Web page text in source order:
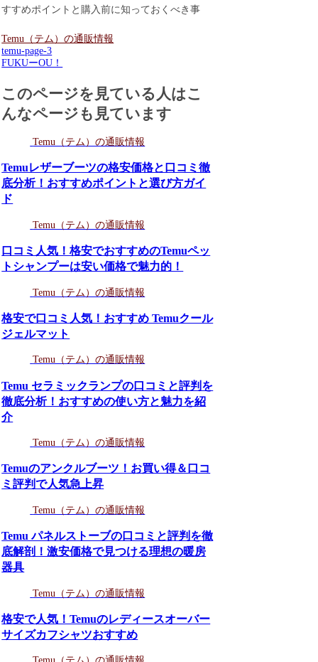
すすめポイントと購入前に知っておくべき事
Temu（テム）の通販情報
temu-page-3
FUKUーOU！
このページを見ている人はこ
んなページも見ています
Temu（テム）の通販情報
Temuレザーブーツの格安価格と口コミ徹
底分析！おすすめポイントと選び方ガイ
ド
Temu（テム）の通販情報
口コミ人気！格安でおすすめのTemuペッ
トシャンプーは安い価格で魅力的！
Temu（テム）の通販情報
格安で口コミ人気！おすすめ Temuクール
ジェルマット
Temu（テム）の通販情報
Temu セラミックランプの口コミと評判を
徹底分析！おすすめの使い方と魅力を紹
介
Temu（テム）の通販情報
Temuのアンクルブーツ！お買い得＆口コ
ミ評判で人気急上昇
Temu（テム）の通販情報
Temu パネルストーブの口コミと評判を徹
底解剖！激安価格で見つける理想の暖房
器具
Temu（テム）の通販情報
格安で人気！Temuのレディースオーバー
サイズカフシャツおすすめ